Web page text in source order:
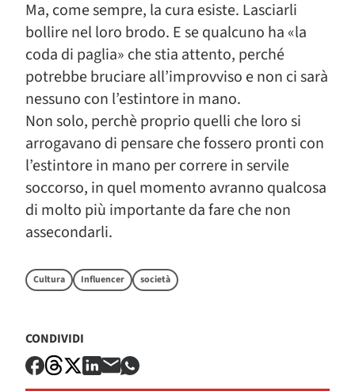
Ma, come sempre, la cura esiste. Lasciarli
bollire nel loro brodo. E se qualcuno ha «la
coda di paglia» che stia attento, perché
potrebbe bruciare all’improvviso e non ci sarà
nessuno con l’estintore in mano.
Non solo, perchè proprio quelli che loro si
arrogavano di pensare che fossero pronti con
l’estintore in mano per correre in servile
soccorso, in quel momento avranno qualcosa
di molto più importante da fare che non
assecondarli.
Cultura Influencer società
CONDIVIDI